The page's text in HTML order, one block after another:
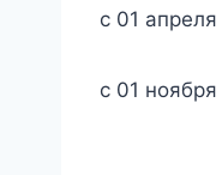
с 01
с 01